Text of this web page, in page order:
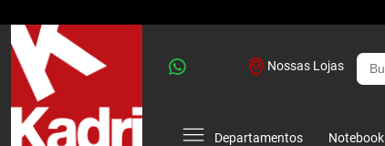
Nossas Lojas
Departamentos Notebook